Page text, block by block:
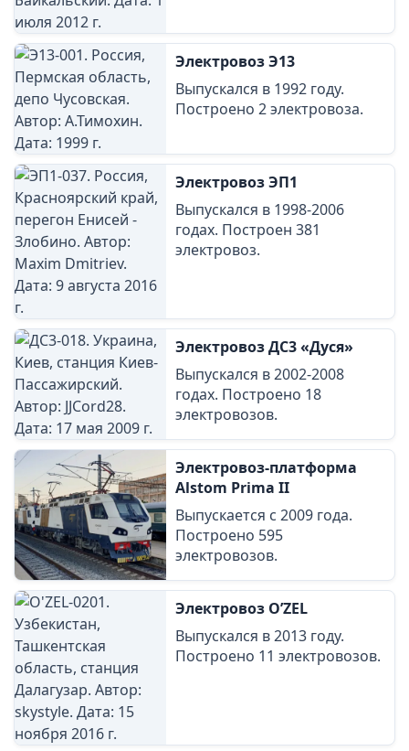
Электровоз Э13
Выпускался в 1992 году.
Построено 2 электровоза.
Электровоз ЭП1
Выпускался в 1998-2006
годах. Построен 381
электровоз.
Электровоз ДС3 «Дуся»
Выпускался в 2002-2008
годах. Построено 18
электровозов.
Электровоз-платформа
Alstom Prima II
Выпускается с 2009 года.
Построено 595
электровозов.
Электровоз O’ZEL
Выпускался в 2013 году.
Построено 11 электровозов.